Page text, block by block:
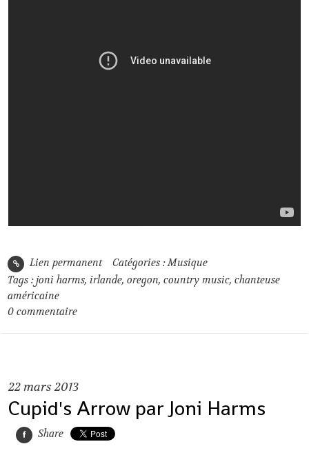
Lien permanent Catégories :Musique
Tags :joni harms,irlande,oregon,country music,chanteuse
américaine
0 commentaire
22mars 2013
Cupid's Arrow par Joni Harms
Share